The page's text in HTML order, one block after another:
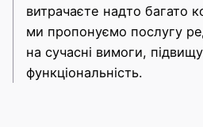
витрачаєте надто багато
ми пропонуємо послугу
на сучасні вимоги,
функціональність.